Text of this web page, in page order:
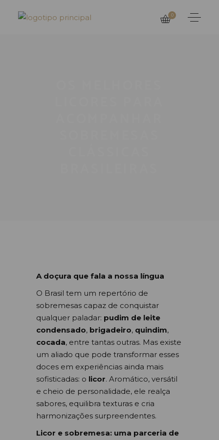
0
A doçura que fala a nossa língua
O Brasil tem um repertório de
sobremesas capaz de conquistar
qualquer paladar: pudim de leite
condensado, brigadeiro, quindim,
cocada, entre tantas outras. Mas existe
um aliado que pode transformar esses
doces em experiências ainda mais
sofisticadas: o licor. Aromático, versátil
e cheio de personalidade, ele realça
sabores, equilibra texturas e cria
harmonizações surpreendentes.
Licor e sobremesa: uma parceria de